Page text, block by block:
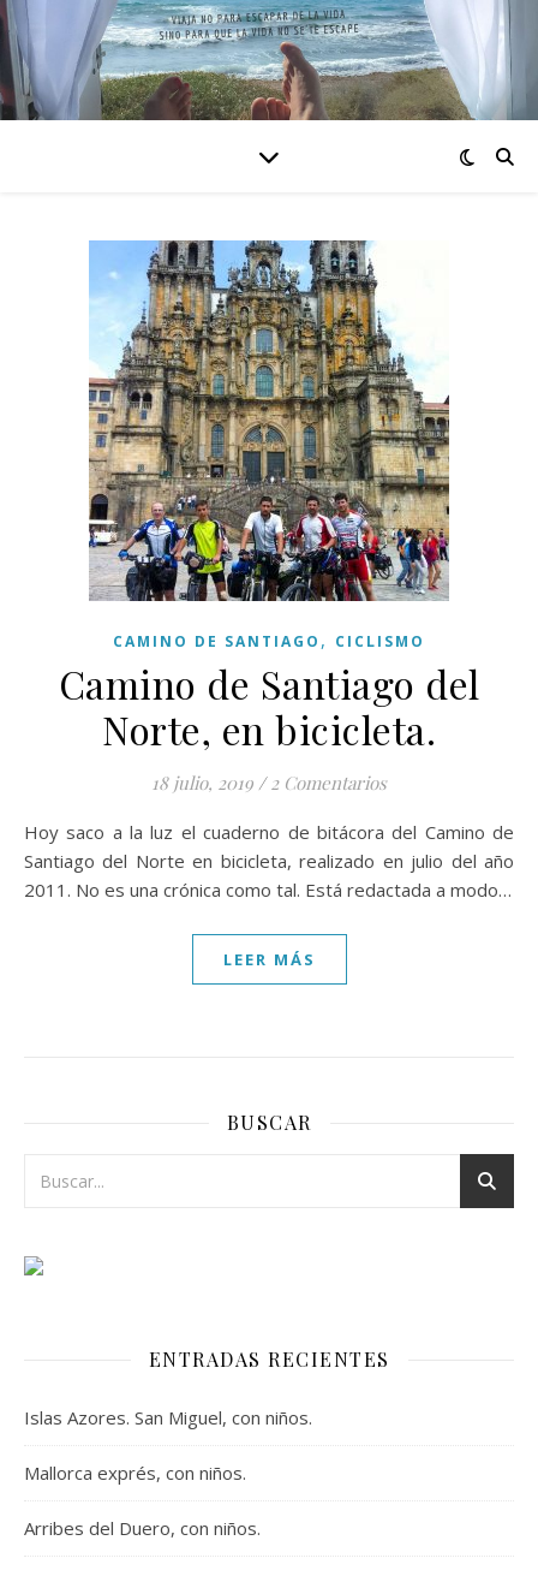
CAMINO DE SANTIAGO , CICLISMO
Camino de Santiago del
Norte, en bicicleta.
18 julio, 2019 / 2 Comentarios
Hoy saco a la luz el cuaderno de bitácora del Camino de
Santiago del Norte en bicicleta, realizado en julio del año
2011. No es una crónica como tal. Está redactada a modo…
LEER MÁS
BUSCAR
ENTRADAS RECIENTES
Islas Azores. San Miguel, con niños.
Mallorca exprés, con niños.
Arribes del Duero, con niños.